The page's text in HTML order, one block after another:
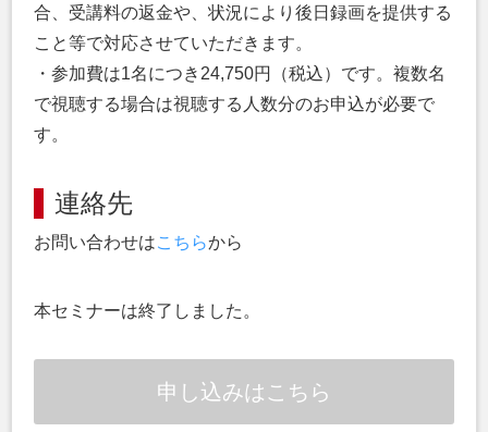
合、受講料の返金や、状況により後日録画を提供する
こと等で対応させていただきます。
・参加費は1名につき24,750円（税込）です。複数名
で視聴する場合は視聴する人数分のお申込が必要で
す。
連絡先
お問い合わせはこちらから
本セミナーは終了しました。
申し込みはこちら